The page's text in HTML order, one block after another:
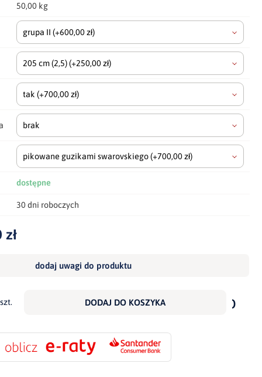
50,00 kg
grupa II(+600,00 zł)
205 cm(2,5)(+250,00 zł)
tak(+700,00 zł)
brak
pikowane guzikami swarovskiego(+700,00 zł)
dostępne
30 dni roboczych
zł
dodaj uwagi do produktu
szt. DODAJ DO KOSZYKA
do